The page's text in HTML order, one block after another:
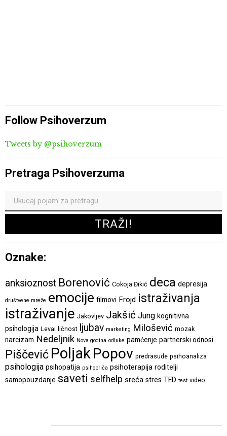
Follow Psihoverzum
Tweets by @psihoverzum
Pretraga Psihoverzuma
Oznake:
anksioznost Borenović Cokoja Đikić deca depresija
društvene mreže emocije filmovi Frojd istraživanja
istraživanje Jakovljev Jakšić Jung kognitivna
psihologija Levai ličnost ljubav marketing Milošević mozak
narcizam Nedeljnik Nova godina odluke pamćenje partnerski odnosi
Piščević PoljakPopov predrasude psihoanaliza
psihologija psihopatija psihopriča psihoterapija roditelji
samopouzdanje saveti selfhelp sreća stres TED test video